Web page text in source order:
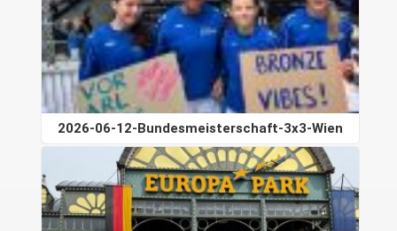
2026-06-12-Bundesmeisterschaft-3x3-Wien